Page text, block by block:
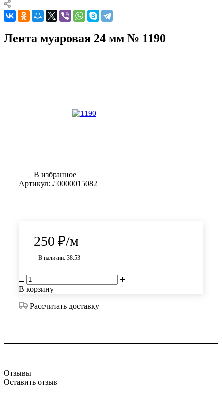
Лента муаровая 24 мм № 1190
В избранное
Артикул: Л0000015082
250 ₽/м
В наличии: 38.53
В корзину
Рассчитать доставку
Отзывы
Оставить отзыв